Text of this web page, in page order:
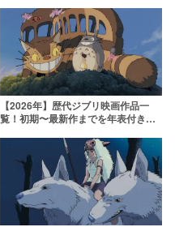
【2026年】歴代ジブリ映画作品一
覧！初期〜最新作までを年表付きで